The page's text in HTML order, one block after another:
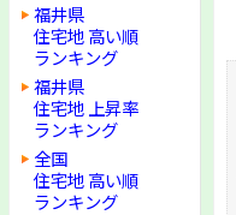
福井県
住宅地 高い順
ランキング
福井県
住宅地 上昇率
ランキング
全国
住宅地 高い順
ランキング